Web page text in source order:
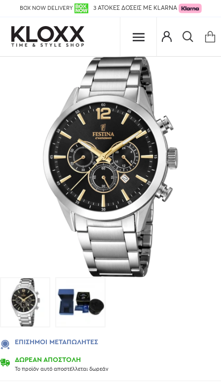
BOX NOW DELIVERY 3 ΑΤΟΚΕΣ ΔΟΣΕΙΣ ΜΕ KLARNA
ΔΩΡΕΑΝ ΑΠΟΣΤΟΛΗ
Το προϊόν αυτό αποστέλλεται δωρεάν
ΕΠΊΣΗΜΟΙ ΜΕΤΑΠΩΛΗΤΈΣ